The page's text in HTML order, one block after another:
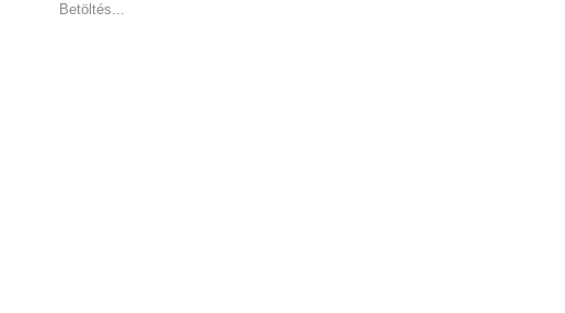
Betöltés...